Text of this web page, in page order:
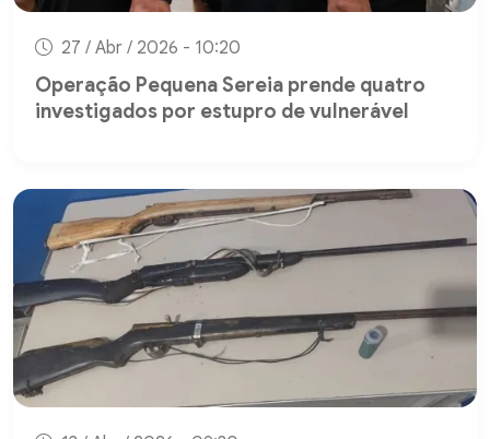
27 / Abr / 2026 - 10:20
Operação Pequena Sereia prende quatro
investigados por estupro de vulnerável